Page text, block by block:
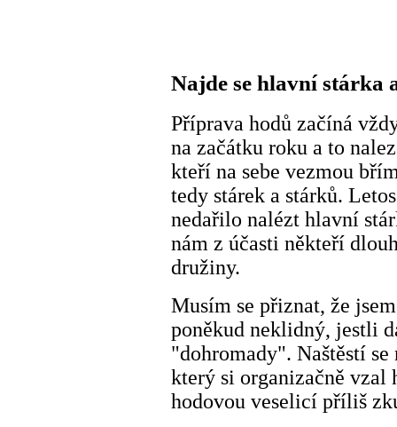
Najde se hlavní stárka
Příprava hodů začíná
na začátku roku a to
kteří na sebe vezmou
tedy stárek a stárků.
nedařilo nalézt hlavní
nám z účasti někteří
družiny.
Musím se přiznat, že
poněkud neklidný, jestli
"dohromady". Naštěstí
který si organizačně vzal
hodovou veselicí příliš